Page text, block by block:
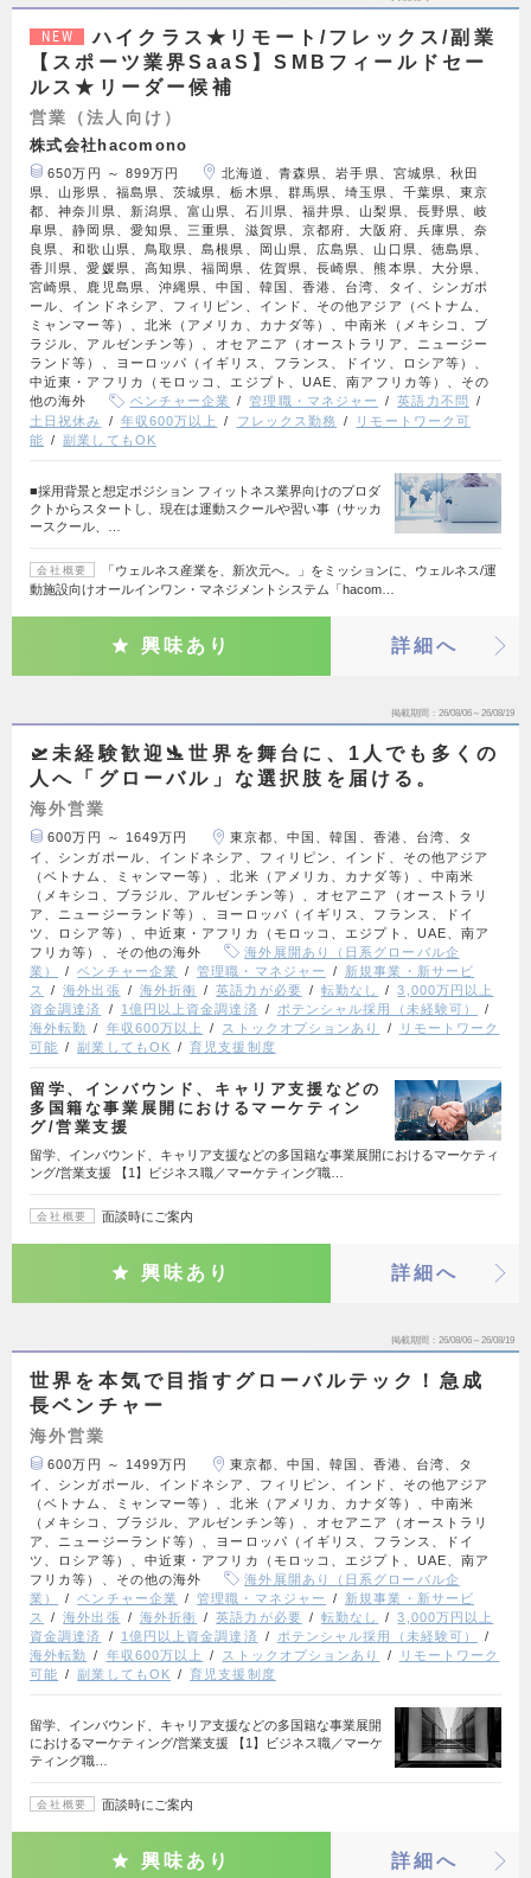
NEW
ハイクラス★リモート/フレックス/副業
【スポーツ業界SaaS】SMBフィールドセー
ルス★リーダー候補
営業（法人向け）
株式会社hacomono
650万円 ～ 899万円
北海道、青森県、岩手県、宮城県、秋田
県、山形県、福島県、茨城県、栃木県、群馬県、埼玉県、千葉県、東京
都、神奈川県、新潟県、富山県、石川県、福井県、山梨県、長野県、岐
阜県、静岡県、愛知県、三重県、滋賀県、京都府、大阪府、兵庫県、奈
良県、和歌山県、鳥取県、島根県、岡山県、広島県、山口県、徳島県、
香川県、愛媛県、高知県、福岡県、佐賀県、長崎県、熊本県、大分県、
宮崎県、鹿児島県、沖縄県、中国、韓国、香港、台湾、タイ、シンガポ
ール、インドネシア、フィリピン、インド、その他アジア（ベトナム、
ミャンマー等）、北米（アメリカ、カナダ等）、中南米（メキシコ、ブ
ラジル、アルゼンチン等）、オセアニア（オーストラリア、ニュージー
ランド等）、ヨーロッパ（イギリス、フランス、ドイツ、ロシア等）、
中近東・アフリカ（モロッコ、エジプト、UAE、南アフリカ等）、その
他の海外
ベンチャー企業 管理職・マネジャー
英語力不問
土日祝休み
年収600万以上 フレックス勤務
リモートワーク可
能
副業してもOK
■採用背景と想定ポジション フィットネス業界向けのプロダ
クトからスタートし、現在は運動スクールや習い事（サッカ
ースクール、…
会社概要
「ウェルネス産業を、新次元へ。」をミッションに、ウェルネス/運
動施設向けオールインワン・マネジメントシステム「hacom…
興味あり 詳細へ
掲載期間 26/08/06～26/08/19
🛫未経験歓迎🛬世界を舞台に、1人でも多くの
人へ「グローバル」な選択肢を届ける。
海外営業
600万円 ～ 1649万円
東京都、中国、韓国、香港、台湾、タ
イ、シンガポール、インドネシア、フィリピン、インド、その他アジア
（ベトナム、ミャンマー等）、北米（アメリカ、カナダ等）、中南米
（メキシコ、ブラジル、アルゼンチン等）、オセアニア（オーストラリ
ア、ニュージーランド等）、ヨーロッパ（イギリス、フランス、ドイ
ツ、ロシア等）、中近東・アフリカ（モロッコ、エジプト、UAE、南ア
フリカ等）、その他の海外
海外展開あり（日系グローバル企
業）
ベンチャー企業 管理職・マネジャー
新規事業・新サービ
ス
海外出張 海外折衝 英語力が必要 転勤なし
3,000万円以上
資金調達済
1億円以上資金調達済
ポテンシャル採用（未経験可）
海外転勤
年収600万以上 ストックオプションあり
リモートワーク
可能
副業してもOK 育児支援制度
留学、インバウンド、キャリア支援などの
多国籍な事業展開におけるマーケティン
グ/営業支援
留学、インバウンド、キャリア支援などの多国籍な事業展開におけるマーケティ
ング/営業支援 【1】ビジネス職／マーケティング職…
会社概要 面談時にご案内
興味あり 詳細へ
掲載期間 26/08/06～26/08/19
世界を本気で目指すグローバルテック！急成
長ベンチャー
海外営業
600万円 ～ 1499万円
東京都、中国、韓国、香港、台湾、タ
イ、シンガポール、インドネシア、フィリピン、インド、その他アジア
（ベトナム、ミャンマー等）、北米（アメリカ、カナダ等）、中南米
（メキシコ、ブラジル、アルゼンチン等）、オセアニア（オーストラリ
ア、ニュージーランド等）、ヨーロッパ（イギリス、フランス、ドイ
ツ、ロシア等）、中近東・アフリカ（モロッコ、エジプト、UAE、南ア
フリカ等）、その他の海外
海外展開あり（日系グローバル企
業）
ベンチャー企業 管理職・マネジャー
新規事業・新サービ
ス
海外出張 海外折衝 英語力が必要 転勤なし
3,000万円以上
資金調達済
1億円以上資金調達済
ポテンシャル採用（未経験可）
海外転勤
年収600万以上 ストックオプションあり
リモートワーク
可能
副業してもOK 育児支援制度
留学、インバウンド、キャリア支援などの多国籍な事業展開
におけるマーケティング/営業支援 【1】ビジネス職／マーケ
ティング職…
会社概要 面談時にご案内
興味あり 詳細へ